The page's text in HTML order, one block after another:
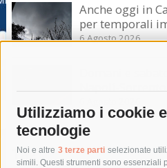
Utilizziamo i cookie
tecnologie
Noi e altre 3 terze parti selezionate
simili. Questi strumenti sono essenziali
Anche oggi in
per temporali
6 Agosto 2026
Domani e
Tag